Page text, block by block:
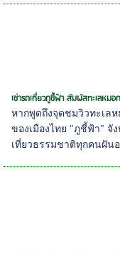
เช่ารถเที่ยวภูชี้ฟ้า สัมผัสทะเลหมอ
หากพูดถึงจุดชมวิวทะเล
ของเมืองไทย "ภูชี้ฟ้า" จั
เที่ยวธรรมชาติทุกคนฝัน